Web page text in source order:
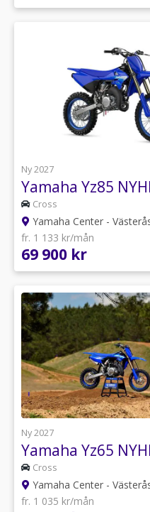
Ny 2027
Cross
Yamaha Center -
fr. 1 133 kr/mån
69 900 kr
Ny 2027
Cross
Yamaha Center -
fr. 1 035 kr/mån